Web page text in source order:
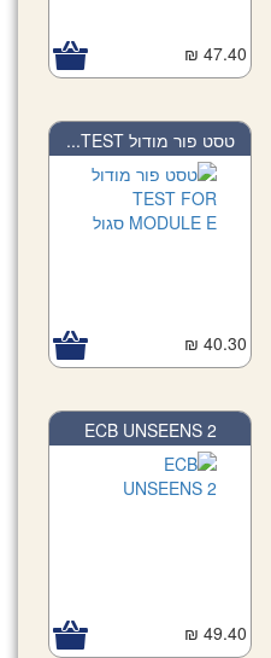
47.40 ₪
טסט פור מודול TEST...
40.30 ₪
ECB UNSEENS 2
49.40 ₪